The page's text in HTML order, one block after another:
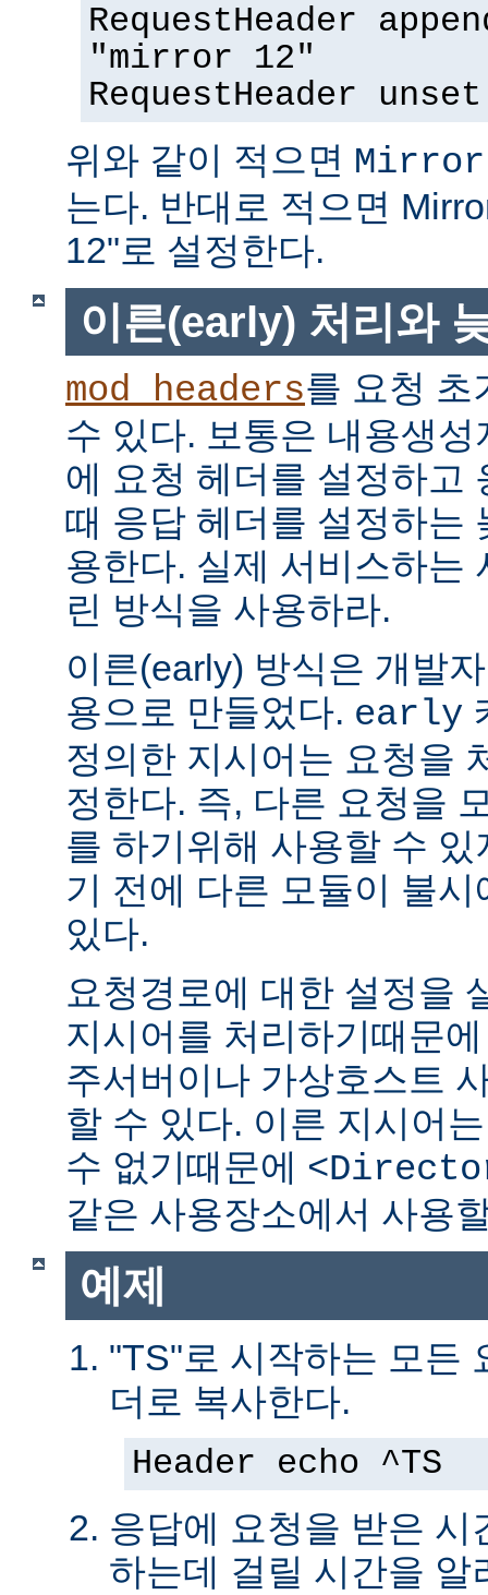
RequestHeader
"mirror 12"
RequestHeader
위와 같이 적으면
는다. 반대로 적으면
12"로 설정한다.
이른(early) 처리와
mod_headers를 요청 초
수 있다. 보통은 내용생
에 요청 헤더를 설정하고
때 응답 헤더를 설정하는
용한다. 실제 서비스하는
린 방식을 사용하라.
이른(early) 방식은 개발
용으로 만들었다. early
정의한 지시어는 요청을
정한다. 즉, 다른 요청을
를 하기위해 사용할 수
기 전에 다른 모듈이 불
있다.
요청경로에 대한 설정을
지시어를 처리하기때문
주서버이나 가상호스트
할 수 있다. 이른 지시어
수 없기때문에
같은 사용장소에서 사용
예제
"TS"로 시작하는 모든
더로 복사한다.
Header echo ^TS
응답에 요청을 받은 시
하는데 걸릴 시간을